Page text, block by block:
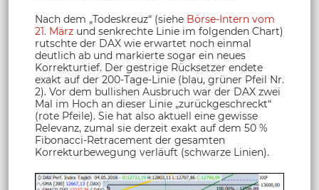
Nach dem „Todeskreuz“ (siehe Börse-Intern vom
21. März und senkrechte Linie im folgenden Chart)
rutschte der DAX wie erwartet noch einmal
deutlich ab und markierte sogar ein neues
Korrekturtief. Der gestrige Rücksetzer endete
exakt auf der 200-Tage-Linie (blau, grüner Pfeil Nr.
2). Vor dem bullishen Ausbruch war der DAX zwei
Mal im Hoch an dieser Linie „zurückgeschreckt“
(rote Pfeile). Sie hat also aktuell eine gewisse
Relevanz, zumal sie derzeit exakt auf dem 50 %
Fibonacci-Retracement der gesamten
Korrekturbewegung verläuft (schwarze Linien).